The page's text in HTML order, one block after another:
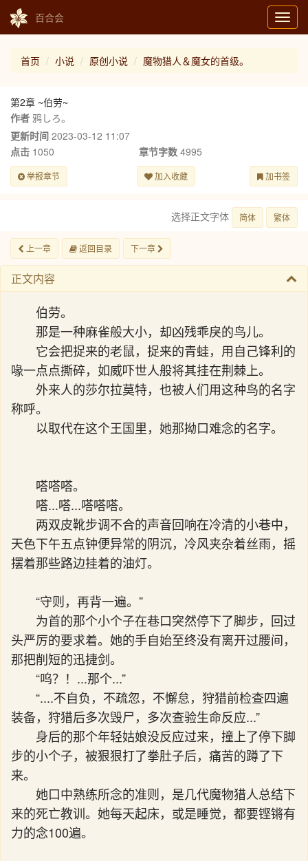
百合会
首页 小说 原创小说 魔物猎人＆魔女的首级。
第2章 ~伯劳~
作者 鸦しろ。
更新时间 2023-03-12 11:07
点击 1050 章节字数4995
举报章节 加入收藏 加书签
选择正文字体 简体 繁体
上一章 返回目录 下一章
正文内容
伯劳。
那是一种麻雀般大小，却凶残乖戾的鸟儿。
它会把捉来的老鼠，捉来的青蛙，用自己锋利的
喙一点点撕碎，如威吓世人般将其挂在荆棘上。
外来人的莎尔拉莫特，也被人们用这种鸟的名字
称呼。
以取代在这个王国里，她那拗口难念的名字。
嗒嗒嗒。
嗒...嗒...嗒嗒嗒。
两双皮靴步调不合的声音回响在冷清的小巷中，
天色下午五点钟便异常的阴沉，冷风夹杂着丝雨，摇
摆着那些路边挂着的油灯。
“守则，再背一遍。”
为首的那个小个子在巷口突然停下了脚步，回过
头严厉的要求着。她的手自始至终没有离开过腰间，
那把削短的迅捷剑。
“呜？！...那个...”
“....不自负，不疏忽，不懈怠，狩猎前检查四遍
装备，狩猎后多次毁尸，多次查验生命反应...”
身后的那个年轻姑娘没反应过来，撞上了停下脚
步的小个子，被狠狠打了拳肚子后，痛苦的蹲了下
来。
她口中熟练所念的准则，是几代魔物猎人总结下
来的死亡教训。她每天起床，或是睡觉，都要铿锵有
力的念100遍。